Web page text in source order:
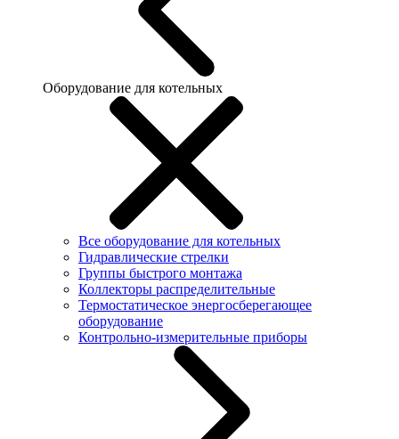
Оборудование для котельных
Все оборудование для котельных
Гидравлические стрелки
Группы быстрого монтажа
Коллекторы распределительные
Термостатическое энергосберегающее
оборудование
Контрольно-измерительные приборы